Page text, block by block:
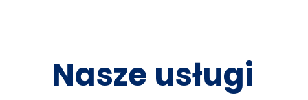
Nasze usługi